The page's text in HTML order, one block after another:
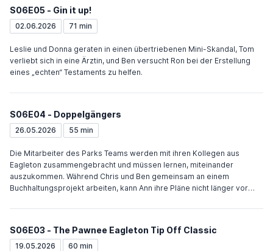
S06E05 - Gin it up!
02.06.2026 71 min
Leslie und Donna geraten in einen übertriebenen Mini-Skandal, Tom
verliebt sich in eine Ärztin, und Ben versucht Ron bei der Erstellung
eines „echten“ Testaments zu helfen.
S06E04 - Doppelgängers
26.05.2026 55 min
Die Mitarbeiter des Parks Teams werden mit ihren Kollegen aus
Eagleton zusammengebracht und müssen lernen, miteinander
auszukommen. Während Chris und Ben gemeinsam an einem
Buchhaltungsprojekt arbeiten, kann Ann ihre Pläne nicht länger vor
S06E03 - The Pawnee Eagleton Tip Off Classic
19.05.2026 60 min